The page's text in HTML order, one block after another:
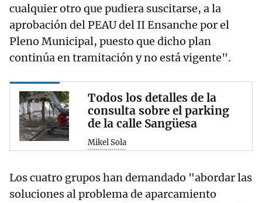
cualquier otro que pudiera suscitarse, a la
aprobación del PEAU del II Ensanche por el
Pleno Municipal, puesto que dicho plan
continúa en tramitación y no está vigente".
Todos los detalles de la
consulta sobre el parking
de la calle Sangüesa
Mikel Sola
Los cuatro grupos han demandado "abordar las
soluciones al problema de aparcamiento